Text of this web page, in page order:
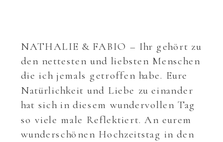
NATHALIE & FABIO – Ihr gehört zu
den nettesten und liebsten Menschen
die ich jemals getroffen habe. Eure
Natürlichkeit und Liebe zu einander
hat sich in diesem wundervollen Tag
so viele male Reflektiert. An eurem
wunderschönen Hochzeitstag in den